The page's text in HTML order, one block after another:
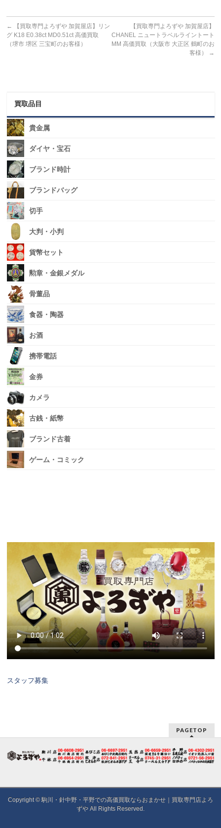
←
【買取専門よろずや 加賀屋店】リン
グ K18 E0.38ct MD0.51ct 高価買取
（堺市 堺区 三宝町のお客様）
【買取専門よろずや 加賀屋店】
CHANEL ニュートラベルライントート
MM 高価買取（大阪市 大正区 鶴町のお
客様）
→
買取品目
貴金属
ダイヤ・宝石
ブランド時計
ブランドバッグ
切手
大判・小判
貨幣セット
勲章・金銀メダル
骨董品
食器・陶器
お酒
携帯電話
金券
カメラ
古銭・紙幣
ブランド古着
ゲーム・コミック
スタッフ募集
PAGETOP
Copyright © 駒川・針中野・平野での高価買取ならおまかせ｜買取専門店よろ
ずやAll Rights Reserved.